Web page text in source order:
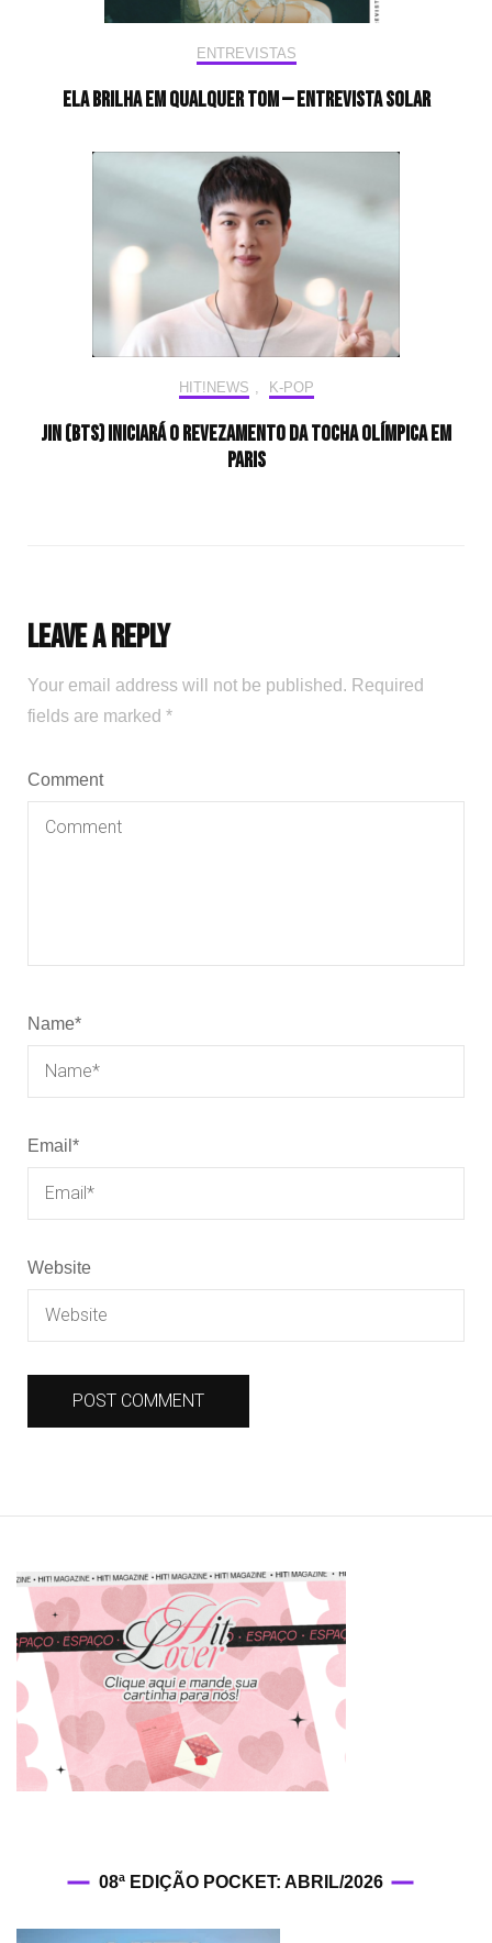
ENTREVISTAS
Ela brilha em qualquer tom — Entrevista Solar
HIT!NEWS K-POP
Jin (BTS) iniciará o revezamento da tocha olímpica em
Paris
Leave a Reply
Your email address will not be published. Required
fields are marked *
Comment
Name*
Email *
Website
08ª EDIÇÃO POCKET: ABRIL/2026